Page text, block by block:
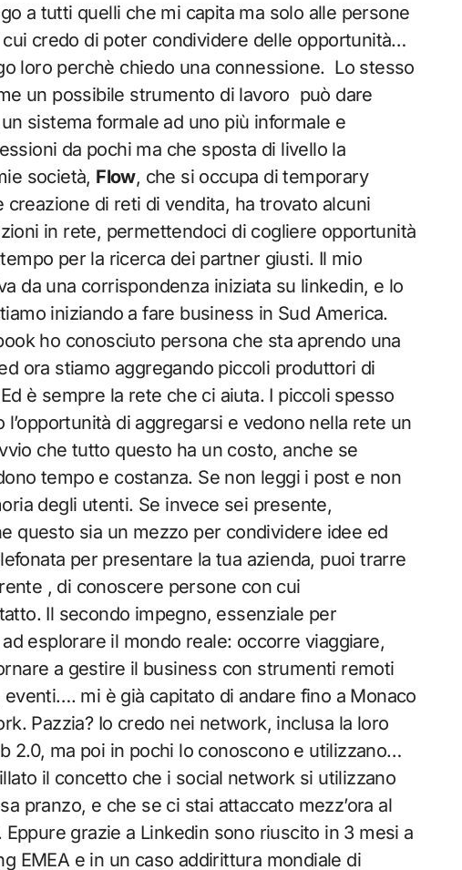
a tutti quelli che mi capita ma solo alle persone
credo di poter condividere delle opportunità…
loro perchè chiedo una connessione. Lo stesso
un possibile strumento di lavoro può dare
sistema formale ad uno più informale e
da pochi ma che sposta di livello la
società, Flow, che si occupa di temporary
di reti di vendita, ha trovato alcuni
in rete, permettendoci di cogliere opportunità
per la ricerca dei partner giusti. Il mio
da una corrispondenza iniziata su linkedin, e lo
iniziando a fare business in Sud America.
ho conosciuto persona che sta aprendo una
ora stiamo aggregando piccoli produttori di
è sempre la rete che ci aiuta. I piccoli spesso
di aggregarsi e vedono nella rete un
che tutto questo ha un costo, anche se
tempo e costanza. Se non leggi i post e non
degli utenti. Se invece sei presente,
questo sia un mezzo per condividere idee ed
per presentare la tua azienda, puoi trarre
, di conoscere persone con cui
Il secondo impegno, essenziale per
esplorare il mondo reale: occorre viaggiare,
a gestire il business con strumenti remoti
mi è già capitato di andare fino a Monaco
Pazzia? Io credo nei network, inclusa la loro
2.0, ma poi in pochi lo conoscono e utilizzano…
il concetto che i social network si utilizzano
pranzo, e che se ci stai attaccato mezz’ora al
grazie a Linkedin sono riuscito in 3 mesi a
EMEA e in un caso addirittura mondiale di